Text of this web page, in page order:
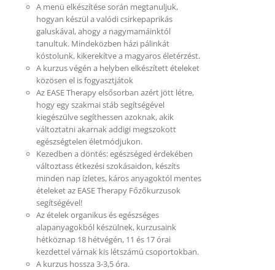
A menü elkészítése során megtanuljuk,
hogyan készül a valódi csirkepaprikás
galuskával, ahogy a nagymamáinktól
tanultuk. Mindeközben házi pálinkát
kóstolunk, kikerekítve a magyaros életérzést.
A kurzus végén a helyben elkészített ételeket
közösen el is fogyasztjátok
Az EASE Therapy elsősorban azért jött létre,
hogy egy szakmai stáb segítségével
kiegészülve segíthessen azoknak, akik
változtatni akarnak addigi megszokott
egészségtelen életmódjukon.
Kezedben a döntés: egészséged érdekében
változtass étkezési szokásaidon, készíts
minden nap ízletes, káros anyagoktól mentes
ételeket az EASE Therapy Főzőkurzusok
segítségével!
Az ételek organikus és egészséges
alapanyagokból készülnek, kurzusaink
hétköznap 18 hétvégén, 11 és 17 órai
kezdettel várnak kis létszámú csoportokban.
A kurzus hossza 3-3,5 óra.